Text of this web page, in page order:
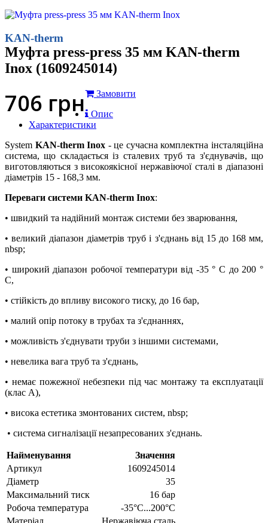
KAN-therm
Муфта press-press 35 мм KAN-therm
Inox (1609245014)
706 грн
Замовити
Опис
Характеристики
System KAN-therm Inox - це сучасна комплектна інсталяційна
система, що складається із сталевих труб та з'єднувачів, що
виготовляються з високоякісної нержавіючої сталі в діапазоні
діаметрів 15 - 168,3 мм.
Переваги системи KAN-therm Inox:
• швидкий та надійний монтаж системи без зварювання,
• великий діапазон діаметрів труб і з'єднань від 15 до 168 мм,
nbsp;
• широкий діапазон робочої температури від -35 ° C до 200 °
C,
• стійкість до впливу високого тиску, до 16 бар,
• малий опір потоку в трубах та з'єднаннях,
• можливість з'єднувати труби з іншими системами,
• невелика вага труб та з'єднань,
• немає пожежної небезпеки під час монтажу та експлуатації
(клас A),
• висока естетика змонтованих систем, nbsp;
• система сигналізації незапресованих з'єднань.
Найменування
Значення
Артикул
1609245014
Діаметр
35
Максимальний тиск
16 бар
Робоча температура
-35°C...200°C